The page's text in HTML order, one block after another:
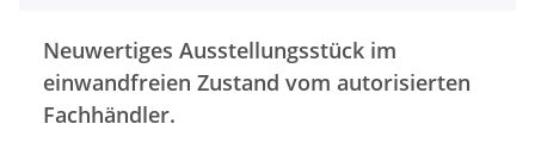
Neuwertiges Ausstellungsstück im
einwandfreien Zustand vom autorisierten
Fachhändler.